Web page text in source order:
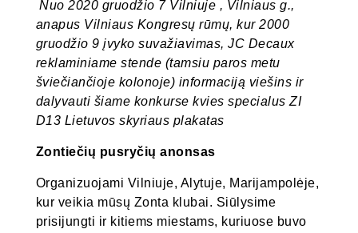
Nuo 2020 gruodžio 7 Vilniuje , Vilniaus g.,
anapus Vilniaus Kongresų rūmų, kur 2000
gruodžio 9 įvyko suvažiavimas, JC Decaux
reklaminiame stende (tamsiu paros metu
šviečiančioje kolonoje) informaciją viešins ir
dalyvauti šiame konkurse kvies specialus ZI
D13 Lietuvos skyriaus plakatas
Zontiečių pusryčių anonsas
Organizuojami Vilniuje, Alytuje, Marijampolėje,
kur veikia mūsų Zonta klubai. Siūlysime
prisijungti ir kitiems miestams, kuriuose buvo